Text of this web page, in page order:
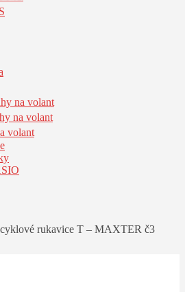
na volant
na volant
volant
rukavice T – MAXTER č3